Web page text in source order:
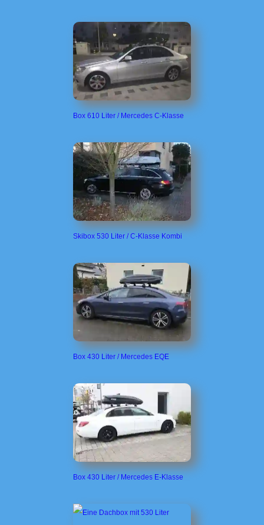
Box 610 Liter / Mercedes C-Klasse
Skibox 530 Liter / C-Klasse Kombi
Box 430 Liter / Mercedes EQE
Box 430 Liter / Mercedes E-Klasse